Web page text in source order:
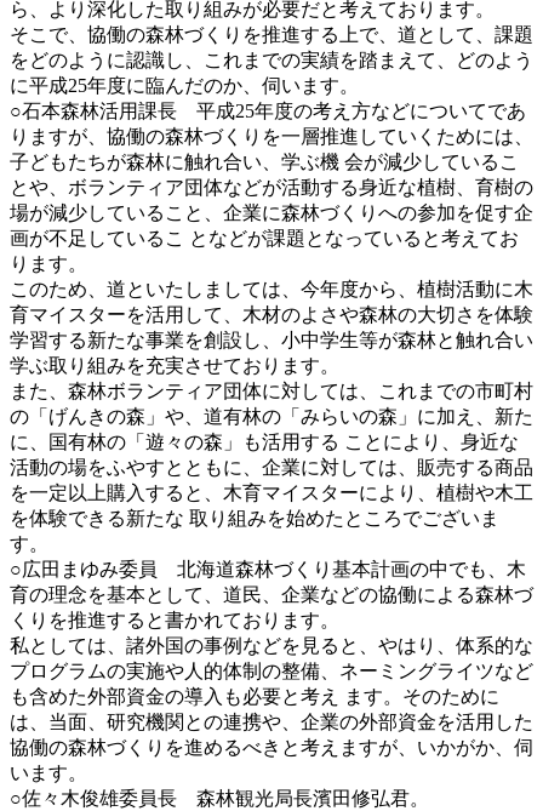
ら、より深化した取り組みが必要だと考えております。
そこで、協働の森林づくりを推進する上で、道として、課題
をどのように認識し、これまでの実績を踏まえて、どのよう
に平成25年度に臨んだのか、伺います。
○石本森林活用課長 平成25年度の考え方などについてであ
りますが、協働の森林づくりを一層推進していくためには、
子どもたちが森林に触れ合い、学ぶ機 会が減少しているこ
とや、ボランティア団体などが活動する身近な植樹、育樹の
場が減少していること、企業に森林づくりへの参加を促す企
画が不足しているこ となどが課題となっていると考えてお
ります。
このため、道といたしましては、今年度から、植樹活動に木
育マイスターを活用して、木材のよさや森林の大切さを体験
学習する新たな事業を創設し、小中学生等が森林と触れ合い
学ぶ取り組みを充実させております。
また、森林ボランティア団体に対しては、これまでの市町村
の「げんきの森」や、道有林の「みらいの森」に加え、新た
に、国有林の「遊々の森」も活用する ことにより、身近な
活動の場をふやすとともに、企業に対しては、販売する商品
を一定以上購入すると、木育マイスターにより、植樹や木工
を体験できる新たな 取り組みを始めたところでございま
す。
○広田まゆみ委員 北海道森林づくり基本計画の中でも、木
育の理念を基本として、道民、企業などの協働による森林づ
くりを推進すると書かれております。
私としては、諸外国の事例などを見ると、やはり、体系的な
プログラムの実施や人的体制の整備、ネーミングライツなど
も含めた外部資金の導入も必要と考え ます。そのために
は、当面、研究機関との連携や、企業の外部資金を活用した
協働の森林づくりを進めるべきと考えますが、いかがか、伺
います。
○佐々木俊雄委員長 森林観光局長濱田修弘君。